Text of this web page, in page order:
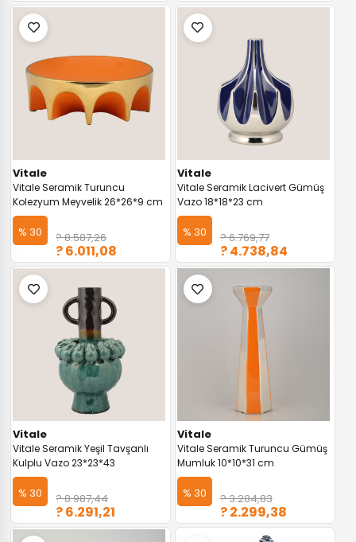
Vitale
Vitale Seramik Turuncu
Kolezyum Meyvelik 26*26*9 cm
% 30 ? 8.587,26
? 6.011,08
Vitale
Vitale Seramik Lacivert Gümüş
Vazo 18*18*23 cm
% 30 ? 6.769,77
? 4.738,84
Vitale
Vitale Seramik Yeşil Tavşanlı
Kulplu Vazo 23*23*43
% 30 ? 8.987,44
? 6.291,21
Vitale
Vitale Seramik Turuncu Gümüş
Mumluk 10*10*31 cm
% 30 ? 3.284,83
? 2.299,38